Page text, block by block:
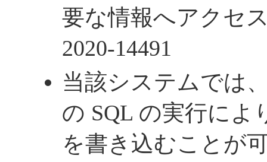
要な情報へアクセ
2020-14491
当該システムでは
の SQL の実行によ
を書き込むことが